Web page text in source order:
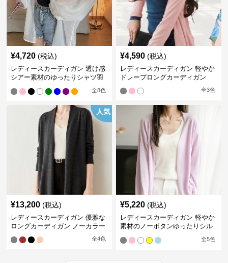
¥4,720 (税込)
レディースカーディガン 透け感
シアー素材のゆったりシャツ羽
全8色
¥4,590 (税込)
レディースカーディガン 軽やか
ドレープロングカーディガン
全3色
人気
¥13,200 (税込)
レディースカーディガン 優雅な
ロングカーディガン ノーカラー
全4色
¥5,220 (税込)
レディースカーディガン 軽やか
素材のノーボタンゆったりシル
全5色